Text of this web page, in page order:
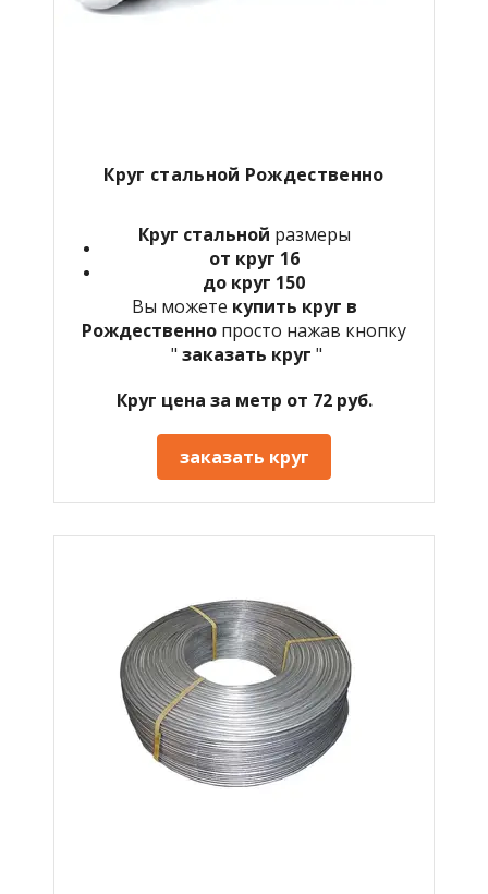
Круг стальной Рождественно
Круг стальной размеры
от круг 16
до круг 150
Вы можете купить круг в
Рождественно просто нажав кнопку
" заказать круг "
Круг цена за метр от 72 руб.
заказать круг